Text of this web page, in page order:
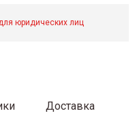
юридических лиц
Доставка